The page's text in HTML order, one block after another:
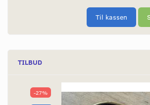
Til kassen
TILBUD
-27%